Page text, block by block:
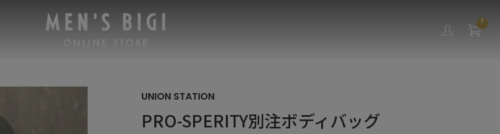
0
UNION STATION
PRO-SPERITY別注ボディバッグ